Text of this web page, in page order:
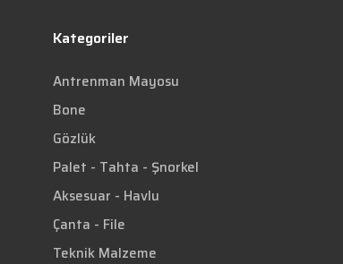
Kategoriler
Antrenman Mayosu
Bone
Gözlük
Palet - Tahta - Şnorkel
Aksesuar - Havlu
Çanta - File
Teknik Malzeme